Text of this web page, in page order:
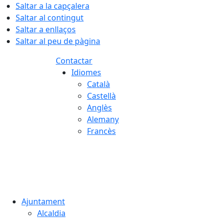
Saltar a la capçalera
Saltar al contingut
Saltar a enllaços
Saltar al peu de pàgina
Contactar
Idiomes
Català
Castellà
Anglès
Alemany
Francès
Ajuntament
Alcaldia